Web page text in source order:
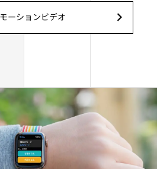
ーションビデオ